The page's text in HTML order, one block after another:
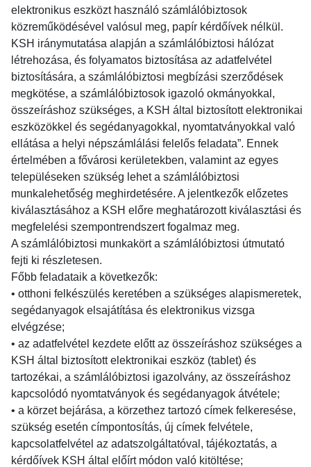
elektronikus eszközt használó számlálóbiztosok
közreműködésével valósul meg, papír kérdőívek nélkül.
KSH iránymutatása alapján a számlálóbiztosi hálózat
létrehozása, és folyamatos biztosítása az adatfelvétel
biztosítására, a számlálóbiztosi megbízási szerződések
megkötése, a számlálóbiztosok igazoló okmányokkal,
összeíráshoz szükséges, a KSH által biztosított elektronikai
eszközökkel és segédanyagokkal, nyomtatványokkal való
ellátása a helyi népszámlálási felelős feladata”. Ennek
értelmében a fővárosi kerületekben, valamint az egyes
településeken szükség lehet a számlálóbiztosi
munkalehetőség meghirdetésére. A jelentkezők előzetes
kiválasztásához a KSH előre meghatározott kiválasztási és
megfelelési szempontrendszert fogalmaz meg.
A számlálóbiztosi munkakört a számlálóbiztosi útmutató
fejti ki részletesen.
Főbb feladataik a következők:
• otthoni felkészülés keretében a szükséges alapismeretek,
segédanyagok elsajátítása és elektronikus vizsga
elvégzése;
• az adatfelvétel kezdete előtt az összeíráshoz szükséges a
KSH által biztosított elektronikai eszköz (tablet) és
tartozékai, a számlálóbiztosi igazolvány, az összeíráshoz
kapcsolódó nyomtatványok és segédanyagok átvétele;
• a körzet bejárása, a körzethez tartozó címek felkeresése,
szükség esetén címpontosítás, új címek felvétele,
kapcsolatfelvétel az adatszolgáltatóval, tájékoztatás, a
kérdőívek KSH által előírt módon való kitöltése;